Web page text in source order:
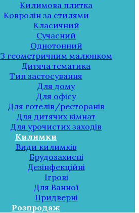
Килимова плитка
Ковролін за стилями
Класичний
Сучасний
Однотонний
З геометричним малюнком
Дитяча тематика
Тип застосування
Для дому
Для офісу
Для готелів/ресторанів
Для дитячих кімнат
Для урочистих заходів
Килимки
Види килимків
Брудозахисні
Дезінфекційні
Ігрові
Для Ванної
Придверні
Розпродаж